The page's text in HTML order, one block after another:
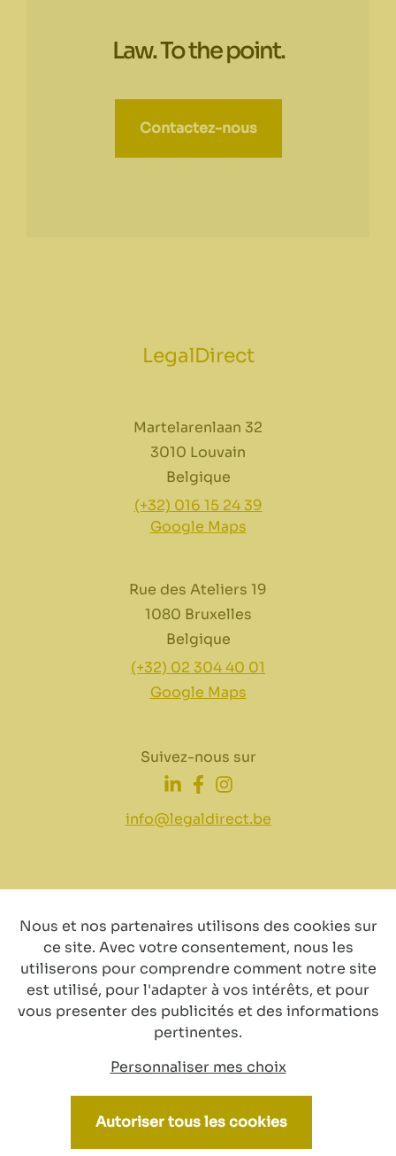
Law. To the point.
Contactez-nous
LegalDirect
Martelarenlaan 32
3010 Louvain
Belgique
(+32) 016 15 24 39
Google Maps
Rue des Ateliers 19
1080 Bruxelles
Belgique
(+32) 02 304 40 01
Google Maps
info@legaldirect.be
Suivez-nous sur
Webdesign by vector bross
Clause de non-
responsabilité
Déclaration de
confidentialité
Politique
de
cookies
Nous et nos partenaires utilisons des cookies sur
ce site. Avec votre consentement, nous les
utiliserons pour comprendre comment notre site
est utilisé, pour l'adapter à vos intérêts, et pour
vous presenter des publicités et des informations
pertinentes.
Personnaliser mes choix
Autoriser tous les cookies